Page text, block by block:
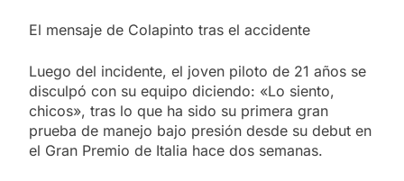
El mensaje de Colapinto tras el accidente
Luego del incidente, el joven piloto de 21 años se
disculpó con su equipo diciendo: «Lo siento,
chicos», tras lo que ha sido su primera gran
prueba de manejo bajo presión desde su debut en
el Gran Premio de Italia hace dos semanas.